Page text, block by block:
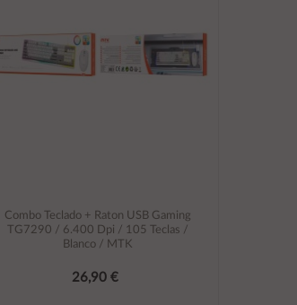
Combo Teclado + Raton USB Gaming
TG7290 / 6.400 Dpi / 105 Teclas /
Blanco / MTK
26,90 €